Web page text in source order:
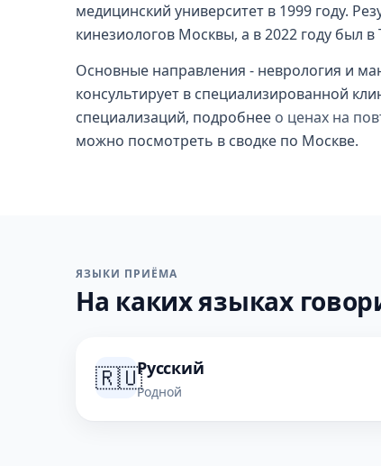
медицинский университет в 1999 году.
кинезиологов Москвы, а в 2022 году был
Основные направления - неврология и
консультирует в специализированной
специализаций, подробнее о ценах на
можно посмотреть в сводке по Москве.
ЯЗЫКИ ПРИЁМА
На каких языках
🇷🇺Русский
Родной